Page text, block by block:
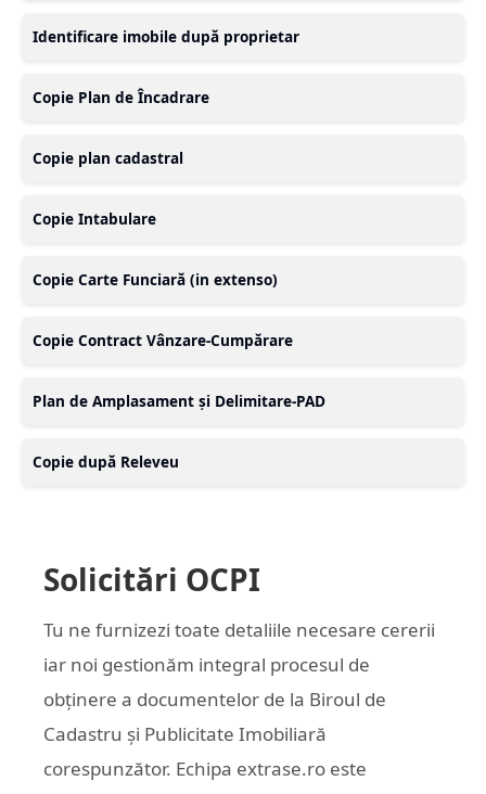
Identificare imobile după proprietar
Copie Plan de Încadrare
Copie plan cadastral
Copie Intabulare
Copie Carte Funciară (in extenso)
Copie Contract Vânzare-Cumpărare
Plan de Amplasament și Delimitare-PAD
Copie după Releveu
Solicitări OCPI
Tu ne furnizezi toate detaliile necesare cererii
iar noi gestionăm integral procesul de
obținere a documentelor de la Biroul de
Cadastru și Publicitate Imobiliară
corespunzător. Echipa extrase.ro este